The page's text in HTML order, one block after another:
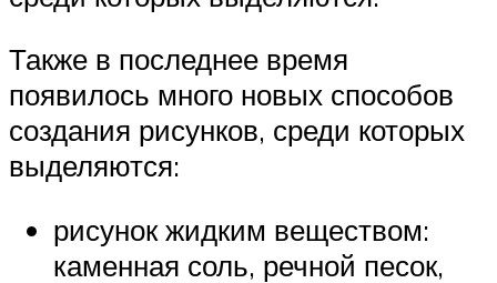
Также в последнее время
появилось много новых способов
создания рисунков, среди которых
выделяются:
рисунок жидким веществом:
каменная соль, речной песок,